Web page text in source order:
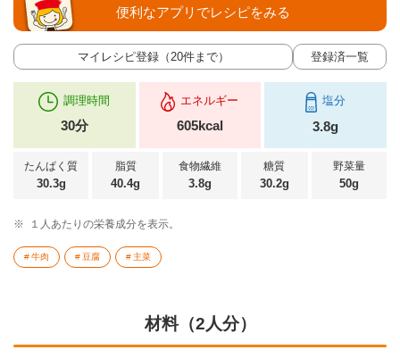
マイレシピ登録（20件まで） 登録済一覧
便利なアプリでレシピをみる
調理時間
30分
エネルギー
605kcal
塩分
3.8g
たんぱく質
30.3g
脂質
40.4g
食物繊維
3.8g
糖質
30.2g
野菜量
50g
※ １人あたりの栄養成分を表示。
牛肉 豆腐 主菜
材料（2人分）